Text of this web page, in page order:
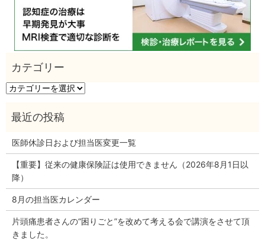
カ
ゴ
リ
医師休診日および担当医変更一覧
【重要】従来の健康保険証は使用できません（2026年8月1日以
降）
8月の担当医カレンダー
片頭痛患者さんの“困りごと”を改めて考える会で講演をさせて頂
きました。